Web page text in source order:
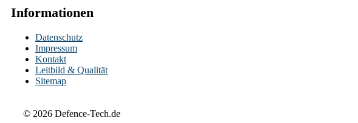
Informationen
Datenschutz
Impressum
Kontakt
Leitbild & Qualität
Sitemap
© 2026 Defence-Tech.de